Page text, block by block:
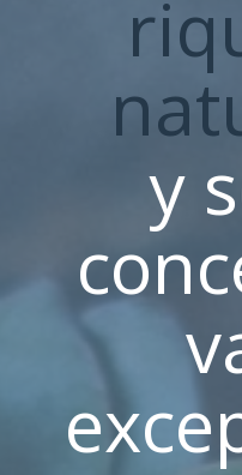
y